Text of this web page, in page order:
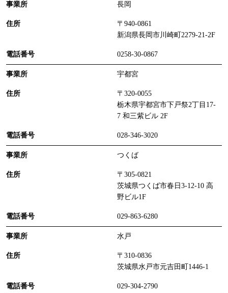
長岡
〒940-0861
新潟県長岡市川崎町2279-21-2F
0258-30-0867
宇都宮
〒320-0055
栃木県宇都宮市下戸祭2丁目17-
7 和三紫ビル 2F
028-346-3020
つくば
〒305-0821
茨城県つくば市春日3-12-10 高
野ビル1F
029-863-6280
水戸
〒310-0836
茨城県水戸市元吉田町1446-1
029-304-2790